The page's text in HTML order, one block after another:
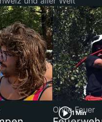
1 Min
Ohne Feuer